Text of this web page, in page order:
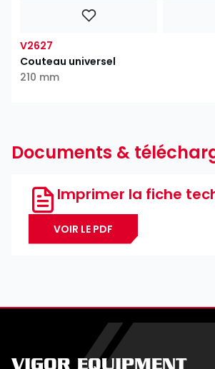
V2627
Couteau universel
210 mm
Documents &
Imprimer la fiche
VOIR LE PDF
VIGOR EQUIPMENT